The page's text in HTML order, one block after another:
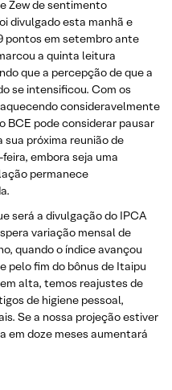
Zew de sentimento
divulgado esta manhã e
pontos em setembro ante
a quinta leitura
que a percepção de que a
se intensificou. Com os
consideravelmente
BCE pode considerar pausar
sua próxima reunião de
embora seja uma
permanece
será a divulgação do IPCA
variação mensal de
quando o índice avançou
pelo fim do bônus de Itaipu
alta, temos reajustes de
de higiene pessoal,
Se a nossa projeção estiver
em doze meses aumentará